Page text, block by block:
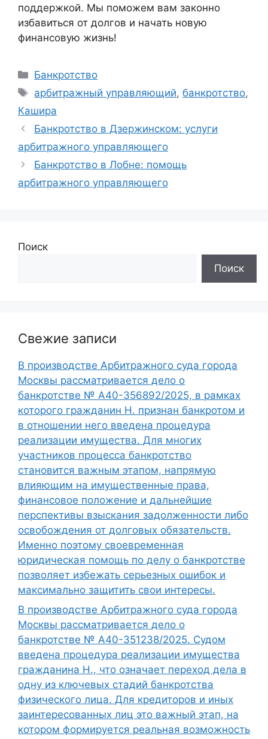
поддержкой. Мы поможем вам законно
избавиться от долгов и начать новую
финансовую жизнь!
Рубрики
Банкротство
Метки
арбитражный управляющий,банкротство,
Кашира
Банкротство в Дзержинском: услуги
арбитражного управляющего
Банкротство в Лобне: помощь
арбитражного управляющего
Поиск
Поиск
Свежие записи
В производстве Арбитражного суда города
Москвы рассматривается дело о
банкротстве № А40-356892/2025, в рамках
которого гражданин Н. признан банкротом и
в отношении него введена процедура
реализации имущества. Для многих
участников процесса банкротство
становится важным этапом, напрямую
влияющим на имущественные права,
финансовое положение и дальнейшие
перспективы взыскания задолженности либо
освобождения от долговых обязательств.
Именно поэтому своевременная
юридическая помощь по делу о банкротстве
позволяет избежать серьезных ошибок и
максимально защитить свои интересы.
В производстве Арбитражного суда города
Москвы рассматривается дело о
банкротстве № А40-351238/2025. Судом
введена процедура реализации имущества
гражданина Н., что означает переход дела в
одну из ключевых стадий банкротства
физического лица. Для кредиторов и иных
заинтересованных лиц это важный этап, на
котором формируется реальная возможность